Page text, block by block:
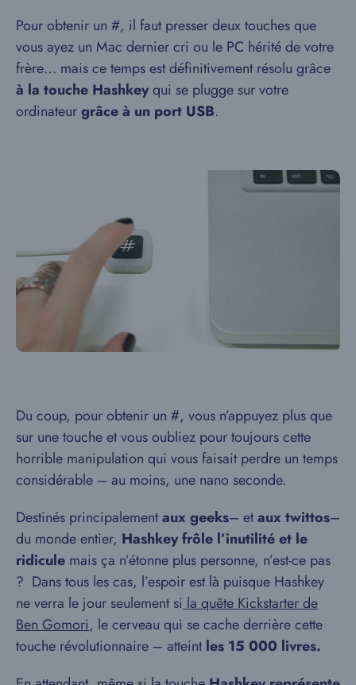
Pour obtenir un #, il faut presser deux touches que
vous ayez un Mac dernier cri ou le PC hérité de votre
frère… mais ce temps est définitivement résolu grâce
à la touche Hashkeyqui se plugge sur votre
ordinateurgrâce à un port USB.
Du coup, pour obtenir un #, vous n’appuyez plus que
sur une touche et vous oubliez pour toujours cette
horrible manipulation qui vous faisait perdre un temps
considérable – au moins, une nano seconde.
Destinés principalementaux geeks– etaux twittos–
du monde entier, Hashkey frôle l’inutilité et le
ridicule mais ça n’étonne plus personne, n’est-ce pas
? Dans tous les cas, l’espoir est là puisque Hashkey
ne verra le jour seulement sila quête Kickstarter de
Ben Gomori, le cerveau qui se cache derrière cette
touche révolutionnaire – atteintles 15 000 livres.